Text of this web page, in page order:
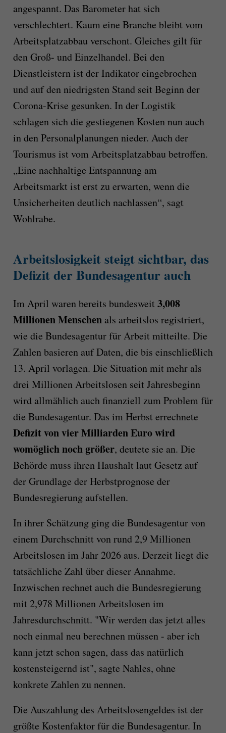
angespannt. Das Barometer hat sich
verschlechtert. Kaum eine Branche bleibt vom
Arbeitsplatzabbau verschont. Gleiches gilt für
den Groß- und Einzelhandel. Bei den
Dienstleistern ist der Indikator eingebrochen
und auf den niedrigsten Stand seit Beginn der
Corona-Krise gesunken. In der Logistik
schlagen sich die gestiegenen Kosten nun auch
in den Personalplanungen nieder. Auch der
Tourismus ist vom Arbeitsplatzabbau betroffen.
„Eine nachhaltige Entspannung am
Arbeitsmarkt ist erst zu erwarten, wenn die
Unsicherheiten deutlich nachlassen“, sagt
Wohlrabe.
Arbeitslosigkeit steigt sichtbar, das
Defizit der Bundesagentur auch
Im April waren bereits bundesweit 3,008
Millionen Menschenals arbeitslos registriert,
wie die Bundesagentur für Arbeit mitteilte. Die
Zahlen basieren auf Daten, die bis einschließlich
13. April vorlagen. Die Situation mit mehr als
drei Millionen Arbeitslosen seit Jahresbeginn
wird allmählich auch finanziell zum Problem für
die Bundesagentur. Das im Herbst errechnete
Defizit von vier Milliarden Euro wird
womöglich noch größer, deutete sie an. Die
Behörde muss ihren Haushalt laut Gesetz auf
der Grundlage der Herbstprognose der
Bundesregierung aufstellen.
In ihrer Schätzung ging die Bundesagentur von
einem Durchschnitt von rund 2,9 Millionen
Arbeitslosen im Jahr 2026 aus. Derzeit liegt die
tatsächliche Zahl über dieser Annahme.
Inzwischen rechnet auch die Bundesregierung
mit 2,978 Millionen Arbeitslosen im
Jahresdurchschnitt. "Wir werden das jetzt alles
noch einmal neu berechnen müssen - aber ich
kann jetzt schon sagen, dass das natürlich
kostensteigernd ist", sagte Nahles, ohne
konkrete Zahlen zu nennen.
Die Auszahlung des Arbeitslosengeldes ist der
größte Kostenfaktor für die Bundesagentur. In